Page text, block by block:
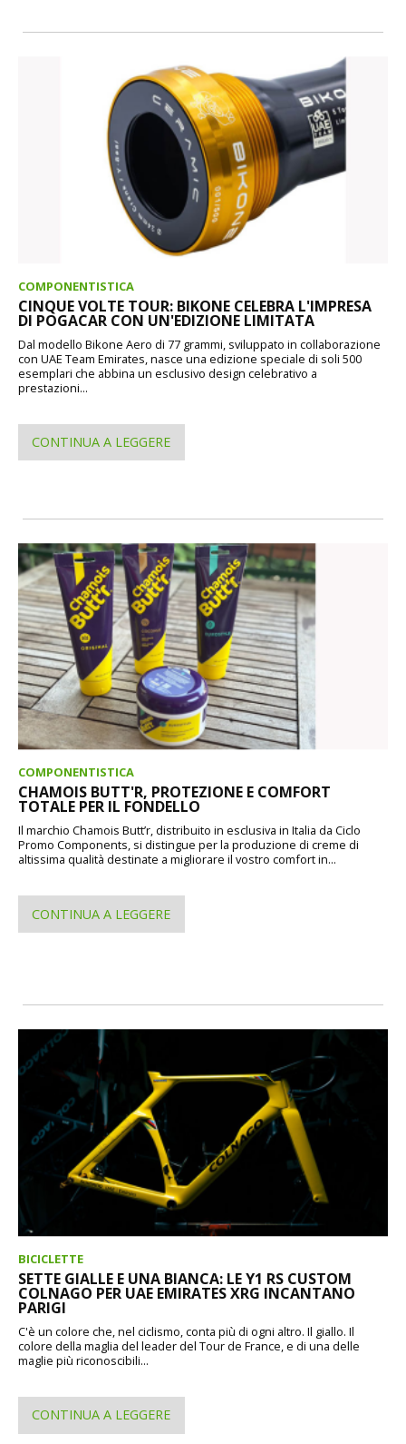
COMPONENTISTICA
CINQUE VOLTE TOUR: BIKONE CELEBRA L'IMPRESA
DI POGACAR CON UN'EDIZIONE LIMITATA
Dal modello Bikone Aero di 77 grammi, sviluppato in collaborazione
con UAE Team Emirates, nasce una edizione speciale di soli 500
esemplari che abbina un esclusivo design celebrativo a
prestazioni...
CONTINUA A LEGGERE
COMPONENTISTICA
CHAMOIS BUTT'R, PROTEZIONE E COMFORT
TOTALE PER IL FONDELLO
Il marchio Chamois Butt’r, distribuito in esclusiva in Italia da Ciclo
Promo Components, si distingue per la produzione di creme di
altissima qualità destinate a migliorare il vostro comfort in...
CONTINUA A LEGGERE
BICICLETTE
SETTE GIALLE E UNA BIANCA: LE Y1 RS CUSTOM
COLNAGO PER UAE EMIRATES XRG INCANTANO
PARIGI
C'è un colore che, nel ciclismo, conta più di ogni altro. Il giallo. Il
colore della maglia del leader del Tour de France, e di una delle
maglie più riconoscibili...
CONTINUA A LEGGERE